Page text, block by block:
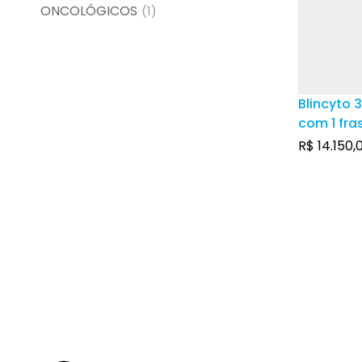
ONCOLÓGICOS (1)
Blincyto
com 1
com pó
R$